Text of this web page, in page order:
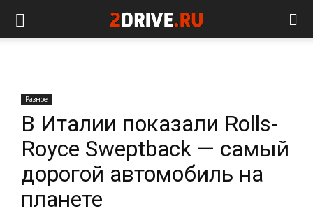
Разное
В Италии показали Rolls-
Royce Sweptback — самый
дорогой автомобиль на
планете